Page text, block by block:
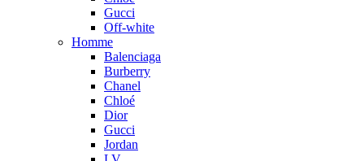
Gucci
Off-white
Homme
Balenciaga
Burberry
Chanel
Chloé
Dior
Gucci
Jordan